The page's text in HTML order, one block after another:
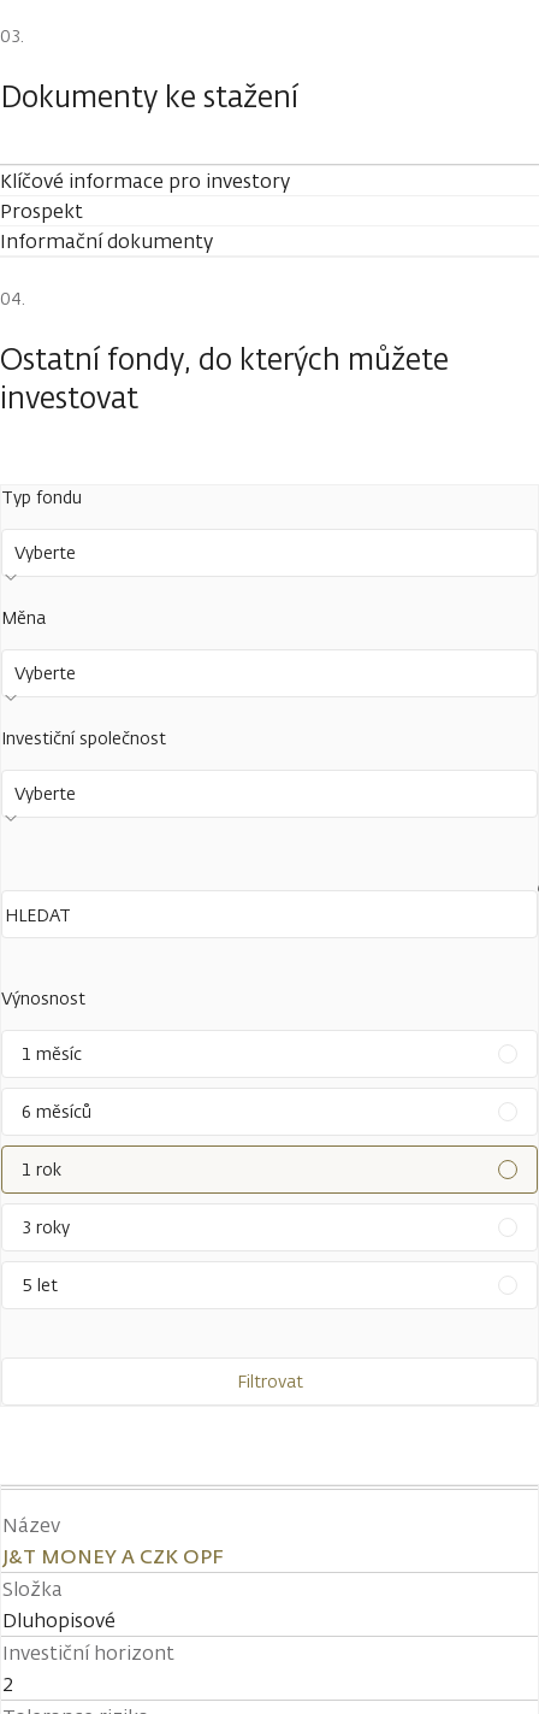
Dokumenty ke stažení
Klíčové informace pro investory
Prospekt
Informační dokumenty
Ostatní fondy, do kterých můžete
investovat
Typ fondu
Vyberte
Měna
Vyberte
Investiční společnost
Vyberte
Výnosnost
1 měsíc
6 měsíců
1 rok
3 roky
5 let
Filtrovat
Název
J&T MONEY A CZK OPF
Složka
Dluhopisové
Investiční horizont
2